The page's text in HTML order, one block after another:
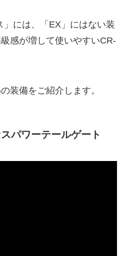
」には、「EX」にはない装
感が増して使いやすいCR-
装備をご紹介します。
パワーテールゲート